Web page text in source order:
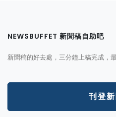
NEWSBUFFET 新聞稿自助吧
新聞稿的好去處，三分鐘上稿完成，
刊登